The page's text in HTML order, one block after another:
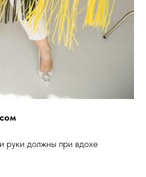
руки должны при вдохе